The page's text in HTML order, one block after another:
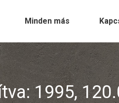
Minden más
1995,